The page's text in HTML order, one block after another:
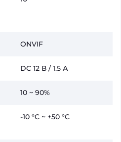
ONVIF
DC 12 В / 1.5 А
10 ~ 90%
-10 °C ~ +50 °C